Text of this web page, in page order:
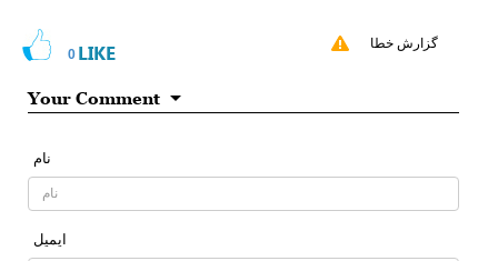
0 LIKE گزارش خطا
Your Comment
نام
ایمیل